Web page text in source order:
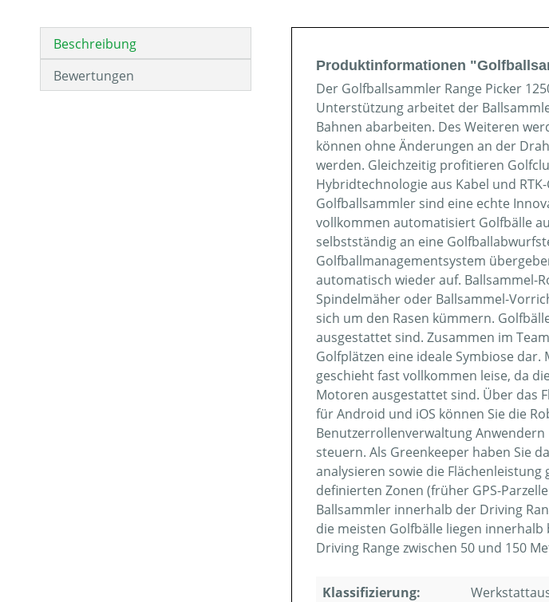
Beschreibung
Bewertungen
Produktinformationen
Der Golfballsammler Range Picker
Unterstützung arbeitet der
Bahnen abarbeiten. Des Weiteren
können ohne Änderungen an der
werden. Gleichzeitig profitieren
Hybridtechnologie aus Kabel und
Golfballsammler sind eine echte
vollkommen automatisiert Golfbälle
selbstständig an eine
Golfballmanagementsystem
automatisch wieder auf. Ballsammel-
Spindelmäher oder Ballsammel-
sich um den Rasen kümmern.
ausgestattet sind. Zusammen im
Golfplätzen eine ideale Symbiose
geschieht fast vollkommen leise, da
Motoren ausgestattet sind. Über das
für Android und iOS können Sie die
Benutzerrollenverwaltung
steuern. Als Greenkeeper haben Sie
analysieren sowie die
definierten Zonen (früher GPS-
Ballsammler innerhalb der Driving
die meisten Golfbälle liegen
Driving Range zwischen 50 und 150
Klassifizierung: